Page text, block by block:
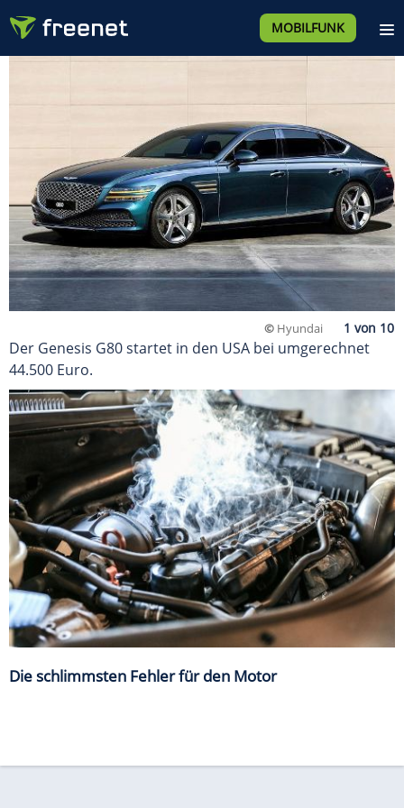
MOBILFUNK
© Hyundai
Der Genesis G80 startet in den USA bei umgerechnet
44.500 Euro.
Die schlimmsten Fehler für den Motor